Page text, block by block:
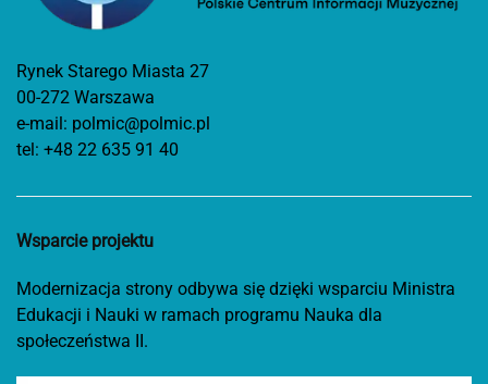
Rynek Starego Miasta 27
00-272 Warszawa
e-mail: polmic@polmic.pl
tel: +48 22 635 91 40
Wsparcie projektu
Modernizacja strony odbywa się dzięki wsparciu Ministra
Edukacji i Nauki w ramach programu Nauka dla
społeczeństwa II.